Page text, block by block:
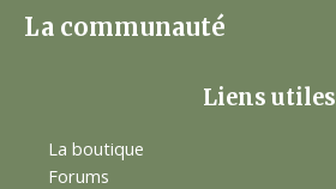
La communauté
Liens utiles
La boutique
Forums